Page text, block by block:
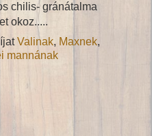
chilis- gránátalma
okoz.....
Valinak, Maxnek,
mannának